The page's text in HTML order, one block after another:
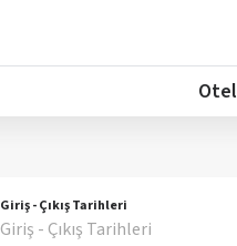
Otel
Giriş - Çıkış Tarihleri
Giriş - Çıkış Tarihleri